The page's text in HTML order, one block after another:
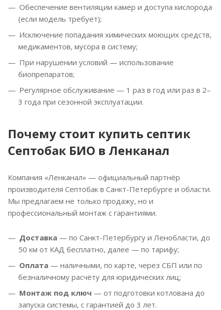
Обеспечение вентиляции камер и доступа кислорода
(если модель требует);
Исключение попадания химических моющих средств,
медикаментов, мусора в систему;
При нарушении условий — использование
биопрепаратов;
Регулярное обслуживание — 1 раз в год или раз в 2–
3 года при сезонной эксплуатации.
Почему стоит купить септик
Септобак БИО в Ленканал
Компания «Ленканал» — официальный партнёр
производителя Септобак в Санкт-Петербурге и области.
Мы предлагаем не только продажу, но и
профессиональный монтаж с гарантиями.
Доставка — по Санкт-Петербургу и Ленобласти, до
50 км от КАД бесплатно, далее — по тарифу;
Оплата — наличными, по карте, через СБП или по
безналичному расчёту для юридических лиц;
Монтаж под ключ — от подготовки котлована до
запуска системы, с гарантией до 3 лет.